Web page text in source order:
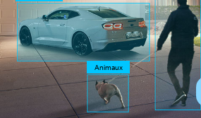
Animaux